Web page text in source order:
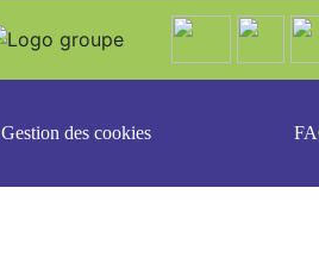
Gestion des cookies